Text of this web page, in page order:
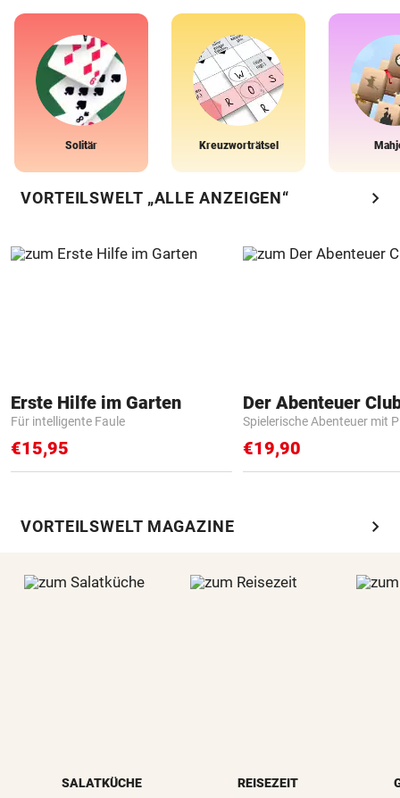
Solitär Kreuzworträtsel
VORTEILSWELT „ALLE ANZEIGEN“ chevron_right
Erste Hilfe im Garten
Für intelligente Faule
€15,95
Der Abenteuer
Spielerische Abenteuer mit
€19,90
VORTEILSWELT MAGAZINE chevron_right
SALATKÜCHE REISEZEIT